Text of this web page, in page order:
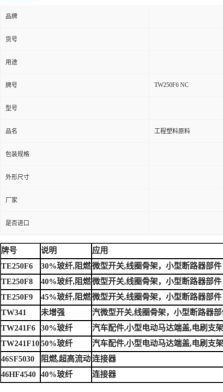
品牌
货号
用途
牌号 TW250F6 NC
型号
品名 工程塑料原料
包装规格
外形尺寸
厂家
是否进口
牌号 说明
应用
TE250F6
30%玻纤,阻燃微型开关,线圈骨架，小型断路器部件
TE250F8
40%玻纤,阻燃微型开关,线圈骨架，小型断路器部件
TE250F9
45%玻纤,阻燃微型开关,线圈骨架，小型断路器部件
TW341
未增强
汽微型开关,线圈骨架，小型断路器
TW241F6
30%玻纤
汽车配件,小型电动马达端盖,电刷支
TW241F1050%玻纤
汽车配件,小型电动马达端盖,电刷支
46SF5030
阻燃,超高流动连接器
46HF4540
40%玻纤 连接器